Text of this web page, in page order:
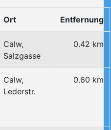
Ort Entfernung
Calw,
Salzgasse
0.42 km
Calw,
Lederstr.
0.60 km